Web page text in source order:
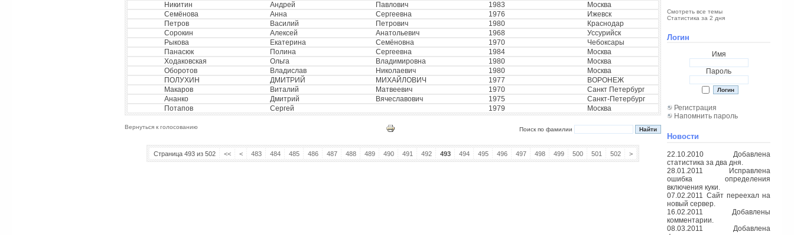
Никитин
Андрей Павлович 1983
Москва
Семёнова
Анна Сергеевна 1976
Ижевск
Петров
Василий Петрович 1980
Краснодар
Сорокин
Алексей Анатольевич 1968
Уссурийск
Рыкова
Екатерина Семёновна 1970
Чебоксары
Панасюк
Полина Сергеевна 1984
Москва
Ходаковская
Ольга Владимировна 1980
Москва
Оборотов
Владислав Николаевич 1980
Москва
ПОЛУХИН
ДМИТРИЙ МИХАЙЛОВИЧ 1977
ВОРОНЕЖ
Макаров
Виталий Матвеевич 1970
Санкт Петербург
Ананко
Дмитрий Вячеславович 1975
Санкт-Петербург
Потапов
Сергей 1979 Москва
Вернуться к голосованию Поиск по фамилии
Страница 493 из 502 << < 483 484 485 486 487 488 489 490 491 492 493 494 495 496 497 498 499 500 501 502 >
Смотреть все темы
Статистика за 2 дня
Логин
Имя
Пароль
Регистрация
Напомнить пароль
Новости
22.10.2010 Добавлена
статистика за два дня.
28.01.2011 Исправлена
ошибка определения
включения куки.
07.02.2011 Сайт переехал на
новый сервер.
16.02.2011 Добавлены
комментарии.
08.03.2011 Добавлена